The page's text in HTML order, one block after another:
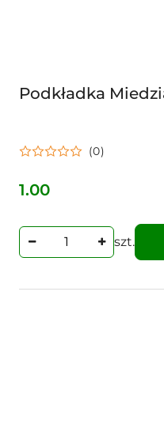
Podkładka
(0)
Cena:
1.00
szt.